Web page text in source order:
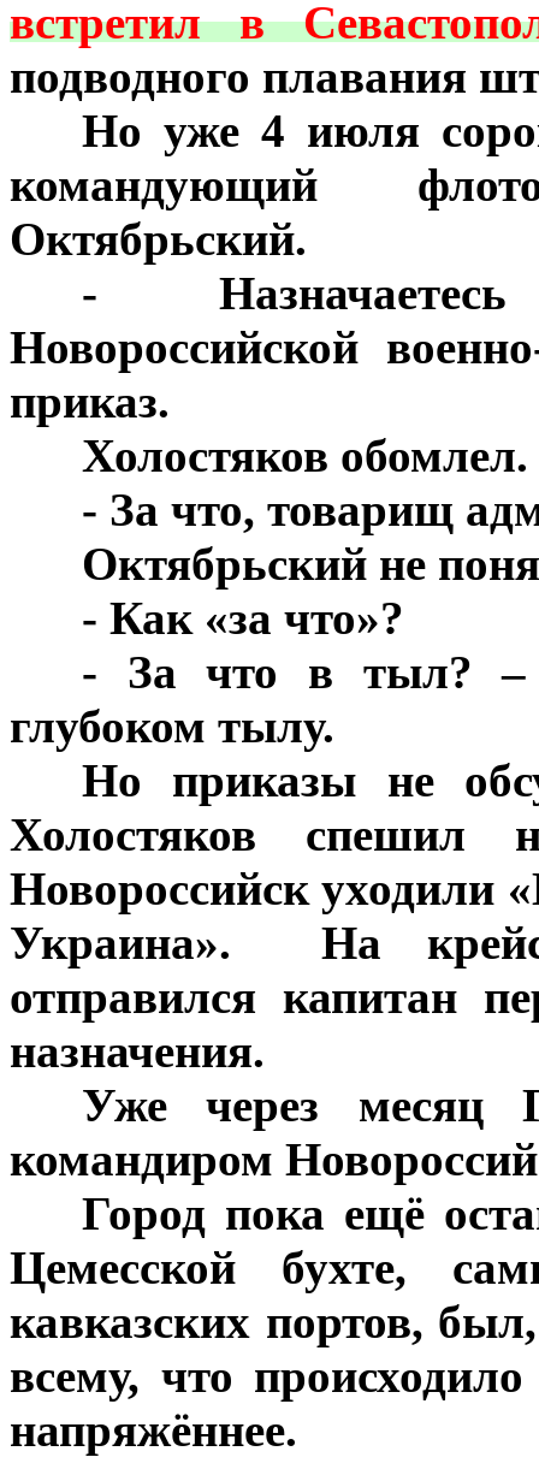
встретил в
подводного плавания
Но уже 4 июля
командующий
Октябрьский.
-
Новороссийской
приказ.
Холостяков
- За что, товарищ
Октябрьский не
- Как «за что»?
- За что в тыл? –
глубоком тылу.
Но приказы не
Холостяков
Новороссийск уходили
Украина». На
отправился капитан
назначения.
Уже через месяц
командиром
Город пока ещё
Цемесской бухте,
кавказских портов,
всему, что
напряжённее.